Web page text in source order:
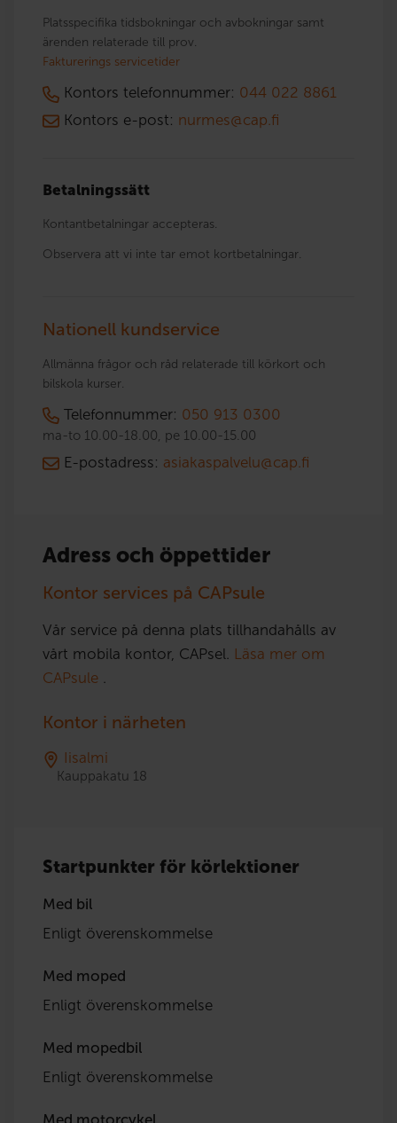
Platsspecifika tidsbokningar och avbokningar samt
ärenden relaterade till prov.
Fakturerings servicetider
Kontors telefonnummer: 044 022 8861
Kontors e-post: nurmes@cap.fi
Betalningssätt
Kontantbetalningar accepteras.
Observera att vi inte tar emot kortbetalningar.
Nationell kundservice
Allmänna frågor och råd relaterade till körkort och
bilskola kurser.
Telefonnummer: 050 913 0300
ma-to 10.00-18.00, pe 10.00-15.00
E-postadress: asiakaspalvelu@cap.fi
Adress och öppettider
Kontor services på CAPsule
Vår service på denna plats tillhandahålls av
vårt mobila kontor, CAPsel. Läsa mer om
CAPsule .
Kontor i närheten
Iisalmi
Kauppakatu 18
Startpunkter för körlektioner
Med bil
Enligt överenskommelse
Med moped
Enligt överenskommelse
Med mopedbil
Enligt överenskommelse
Med motorcykel